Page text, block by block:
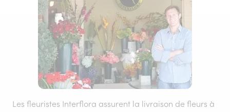
Les fleuristes Interflora assurent la livraison de fleurs à